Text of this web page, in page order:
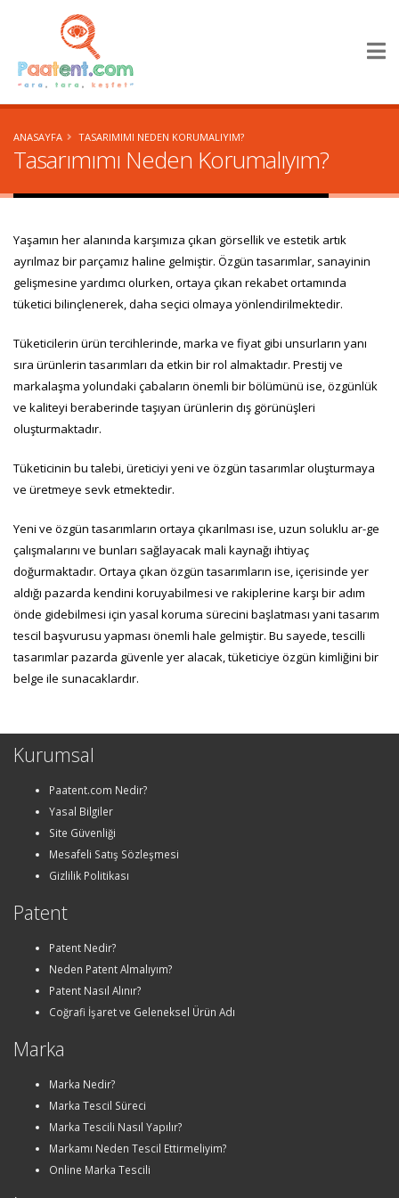
×
ANASAYFA TASARIMIMI NEDEN KORUMALIYIM?
Tasarımımı Neden Korumalıyım?
Yaşamın her alanında karşımıza çıkan görsellik ve estetik artık
ayrılmaz bir parçamız haline gelmiştir. Özgün tasarımlar, sanayinin
gelişmesine yardımcı olurken, ortaya çıkan rekabet ortamında
tüketici bilinçlenerek, daha seçici olmaya yönlendirilmektedir.
Tüketicilerin ürün tercihlerinde, marka ve fiyat gibi unsurların yanı
sıra ürünlerin tasarımları da etkin bir rol almaktadır. Prestij ve
markalaşma yolundaki çabaların önemli bir bölümünü ise, özgünlük
ve kaliteyi beraberinde taşıyan ürünlerin dış görünüşleri
oluşturmaktadır.
Tüketicinin bu talebi, üreticiyi yeni ve özgün tasarımlar oluşturmaya
ve üretmeye sevk etmektedir.
Yeni ve özgün tasarımların ortaya çıkarılması ise, uzun soluklu ar-ge
çalışmalarını ve bunları sağlayacak mali kaynağı ihtiyaç
doğurmaktadır. Ortaya çıkan özgün tasarımların ise, içerisinde yer
aldığı pazarda kendini koruyabilmesi ve rakiplerine karşı bir adım
önde gidebilmesi için yasal koruma sürecini başlatması yani tasarım
tescil başvurusu yapması önemli hale gelmiştir. Bu sayede, tescilli
tasarımlar pazarda güvenle yer alacak, tüketiciye özgün kimliğini bir
belge ile sunacaklardır.
Kurumsal
Paatent.com Nedir?
Yasal Bilgiler
Site Güvenliği
Mesafeli Satış Sözleşmesi
Gizlilik Politikası
Patent
Patent Nedir?
Neden Patent Almalıyım?
Patent Nasıl Alınır?
Coğrafi İşaret ve Geleneksel Ürün Adı
Marka
Marka Nedir?
Marka Tescil Süreci
Marka Tescili Nasıl Yapılır?
Markamı Neden Tescil Ettirmeliyim?
Online Marka Tescili